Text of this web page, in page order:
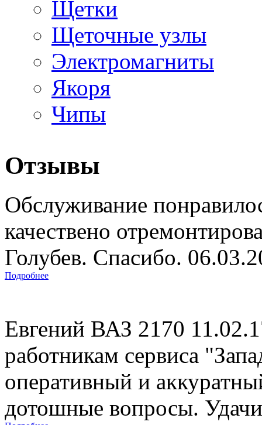
Щетки
Щеточные узлы
Электромагниты
Якоря
Чипы
Отзывы
Обслуживание
качествено
Голубев. Спасибо.
Подробнее
Евгений ВАЗ 2170
работникам сервиса
оперативный и
дотошные вопросы. Удачи